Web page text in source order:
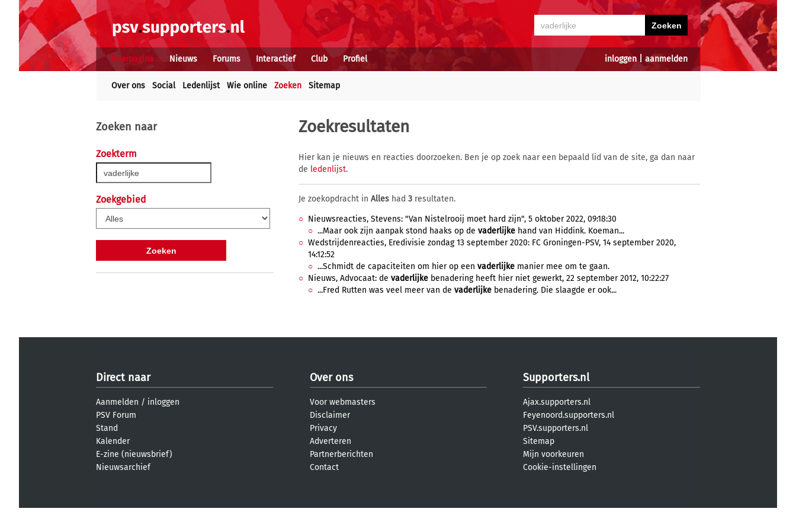
inloggen| aanmelden
Voorpagina Nieuws Forums Interactief Club Profiel
Over ons Social Ledenlijst Wie online Zoeken Sitemap
Zoeken naar
Zoekterm
Zoekgebied
Zoekresultaten
Hier kan je nieuws en reacties doorzoeken. Ben je op zoek naar een bepaald lid van de site, ga dan naar
de ledenlijst.
Je zoekopdracht in Alles had 3 resultaten.
Nieuwsreacties, Stevens: "Van Nistelrooij moet hard zijn", 5 oktober 2022, 09:18:30
...Maar ook zijn aanpak stond haaks op de vaderlijke hand van Hiddink. Koeman...
Wedstrijdenreacties, Eredivisie zondag 13 september 2020: FC Groningen-PSV, 14 september 2020,
14:12:52
...Schmidt de capaciteiten om hier op een vaderlijke manier mee om te gaan.
Nieuws, Advocaat: de vaderlijke benadering heeft hier niet gewerkt, 22 september 2012, 10:22:27
...Fred Rutten was veel meer van de vaderlijke benadering. Die slaagde er ook...
Direct naar
Aanmelden / inloggen
PSV Forum
Stand
Kalender
E-zine (nieuwsbrief)
Nieuwsarchief
Over ons
Voor webmasters
Disclaimer
Privacy
Adverteren
Partnerberichten
Contact
Supporters.nl
Ajax.supporters.nl
Feyenoord.supporters.nl
PSV.supporters.nl
Sitemap
Mijn voorkeuren
Cookie-instellingen